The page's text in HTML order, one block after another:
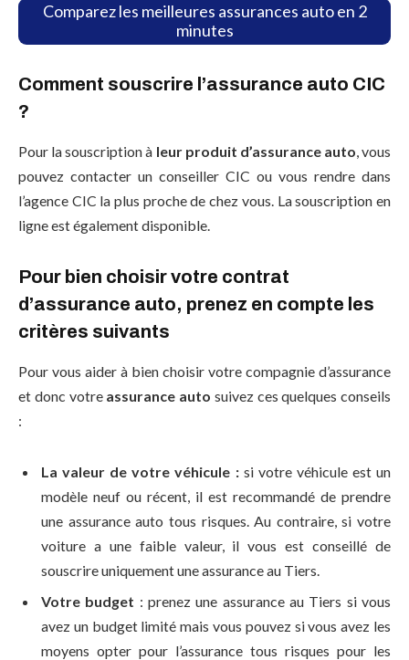
Comparez les meilleures assurances auto en 2
minutes
Comment souscrire l’assurance auto CIC
?
Pour la souscription à leur produit d’assurance auto, vous
pouvez contacter un conseiller CIC ou vous rendre dans
l’agence CIC la plus proche de chez vous. La souscription en
ligne est également disponible.
Pour bien choisir votre contrat
d’assurance auto, prenez en compte les
critères suivants
Pour vous aider à bien choisir votre compagnie d’assurance
et donc votre assurance auto suivez ces quelques conseils
:
La valeur de votre véhicule :si votre véhicule est un
modèle neuf ou récent, il est recommandé de prendre
une assurance auto tous risques. Au contraire, si votre
voiture a une faible valeur, il vous est conseillé de
souscrire uniquement une assurance au Tiers.
Votre budget : prenez une assurance au Tiers si vous
avez un budget limité mais vous pouvez si vous avez les
moyens opter pour l’assurance tous risques pour les